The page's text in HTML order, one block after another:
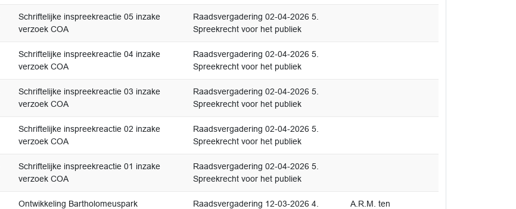
Schriftelijke inspreekreactie 05 inzake
verzoek COA
Raadsvergadering 02-04-2026 5.
Spreekrecht voor het publiek
Schriftelijke inspreekreactie 04 inzake
verzoek COA
Raadsvergadering 02-04-2026 5.
Spreekrecht voor het publiek
Schriftelijke inspreekreactie 03 inzake
verzoek COA
Raadsvergadering 02-04-2026 5.
Spreekrecht voor het publiek
Schriftelijke inspreekreactie 02 inzake
verzoek COA
Raadsvergadering 02-04-2026 5.
Spreekrecht voor het publiek
Schriftelijke inspreekreactie 01 inzake
verzoek COA
Raadsvergadering 02-04-2026 5.
Spreekrecht voor het publiek
Ontwikkeling Bartholomeuspark
Raadsvergadering 12-03-2026 4.
A.R.M. ten